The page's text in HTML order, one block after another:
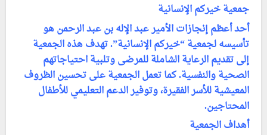
جمعية خيركم الإنسانية
أحد أعظم إنجازات الأمير عبد الإله بن عبد الرحمن هو
تأسيسه لجمعية “خيركم الإنسانية”. تهدف هذه الجمعية
إلى تقديم الرعاية الشاملة للمرضى وتلبية احتياجاتهم
الصحية والنفسية. كما تعمل الجمعية على تحسين الظروف
المعيشية للأسر الفقيرة، وتوفير الدعم التعليمي للأطفال
المحتاجين.
أهداف الجمعية